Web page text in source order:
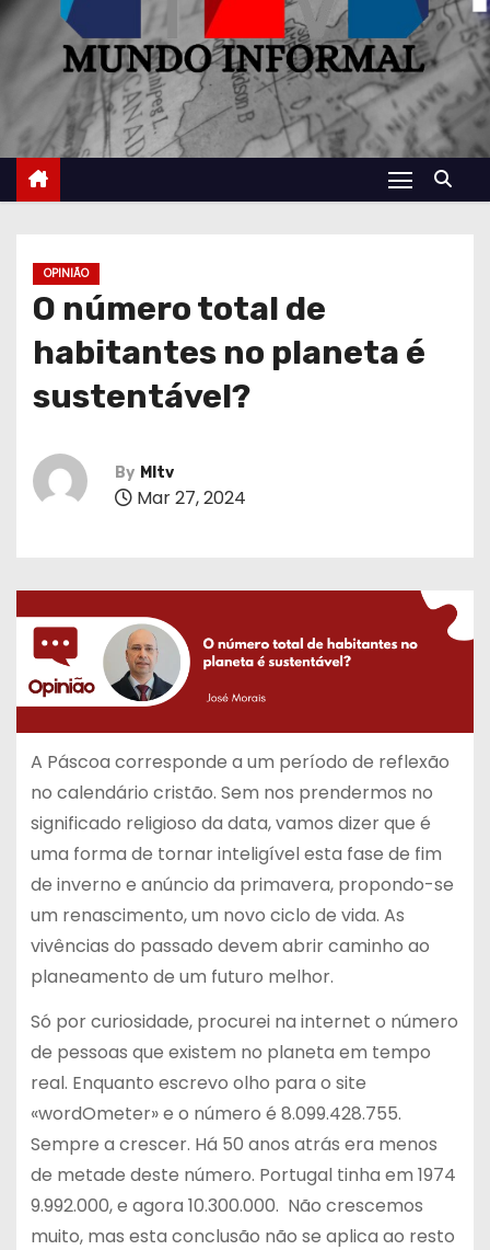
OPINIÃO
O número total de
habitantes no planeta é
sustentável?
By MItv
Mar 27, 2024
A Páscoa corresponde a um período de reflexão
no calendário cristão. Sem nos prendermos no
significado religioso da data, vamos dizer que é
uma forma de tornar inteligível esta fase de fim
de inverno e anúncio da primavera, propondo-se
um renascimento, um novo ciclo de vida. As
vivências do passado devem abrir caminho ao
planeamento de um futuro melhor.
Só por curiosidade, procurei na internet o número
de pessoas que existem no planeta em tempo
real. Enquanto escrevo olho para o site
«wordOmeter» e o número é 8.099.428.755.
Sempre a crescer. Há 50 anos atrás era menos
de metade deste número. Portugal tinha em 1974
9.992.000, e agora 10.300.000. Não crescemos
muito, mas esta conclusão não se aplica ao resto